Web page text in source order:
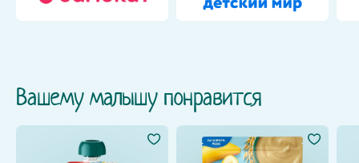
Вашему малышу понравится